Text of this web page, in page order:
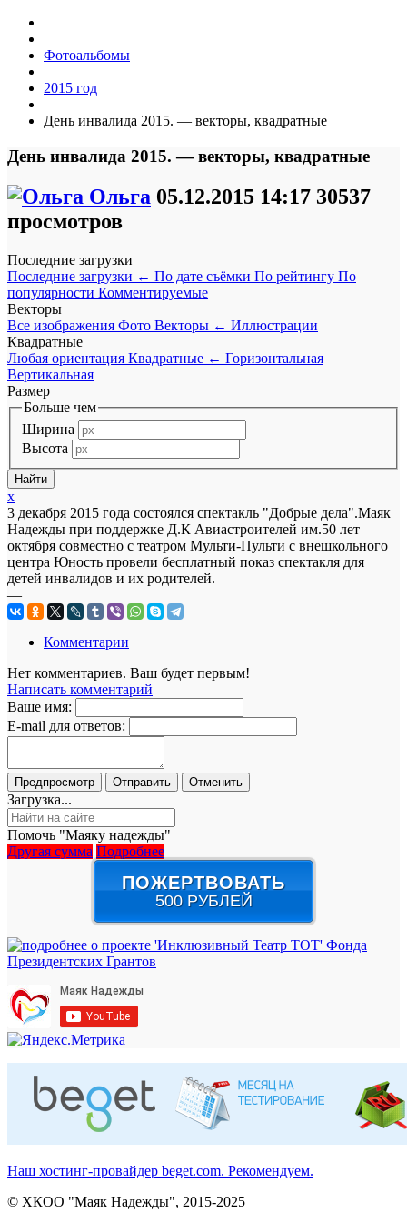
Фотоальбомы
2015 год
День инвалида 2015. — векторы, квадратные
День инвалида 2015. — векторы, квадратные
Ольга 05.12.2015 14:17 30537
просмотров
Последние загрузки
Последние загрузки ← По дате съёмки По рейтингу По
популярности Комментируемые
Векторы
Все изображения Фото Векторы ← Иллюстрации
Квадратные
Любая ориентация Квадратные ← Горизонтальная
Вертикальная
Размер
Больше чем
Ширина
Высота
x
3 декабря 2015 года состоялся спектакль "Добрые дела".Маяк
Надежды при поддержке Д.К Авиастроителей им.50 лет
октября совместно с театром Мульти-Пульти с внешкольного
центра Юность провели бесплатный показ спектакля для
детей инвалидов и их родителей.
—
Комментарии
Нет комментариев. Ваш будет первым!
Написать комментарий
Ваше имя:
E-mail для ответов:
Загрузка...
Помочь "Маяку надежды"
Другая сумма Подробнее
ПОЖЕРТВОВАТЬ
500 РУБЛЕЙ
Наш хостинг-провайдер beget.com. Рекомендуем.
© ХКОО "Маяк Надежды", 2015-2025